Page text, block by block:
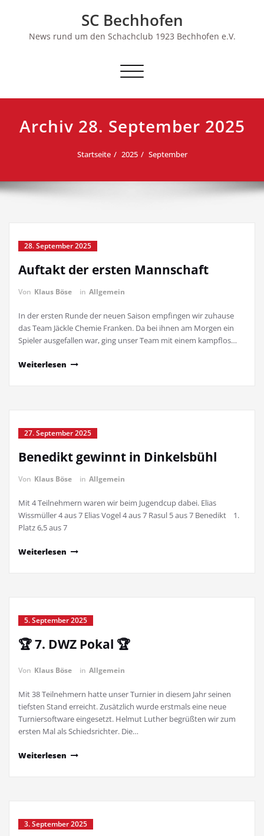
SC Bechhofen
News rund um den Schachclub 1923 Bechhofen e.V.
Schalte
Archiv 28. September 2025
Startseite 2025 September
28. September 2025
Auftakt der ersten Mannschaft
Von Klaus Böse in Allgemein
In der ersten Runde der neuen Saison empfingen wir zuhause
das Team Jäckle Chemie Franken. Da bei ihnen am Morgen ein
Spieler ausgefallen war, ging unser Team mit einem kampflos…
Weiterlesen
27. September 2025
Benedikt gewinnt in Dinkelsbühl
Von Klaus Böse in Allgemein
Mit 4 Teilnehmern waren wir beim Jugendcup dabei. Elias
Wissmüller 4 aus 7 Elias Vogel 4 aus 7 Rasul 5 aus 7 Benedikt 1.
Platz 6,5 aus 7
Weiterlesen
5. September 2025
🏆 7. DWZ Pokal 🏆
Von Klaus Böse in Allgemein
Mit 38 Teilnehmern hatte unser Turnier in diesem Jahr seinen
tiefsten Stand erreicht. Zusätzlich wurde erstmals eine neue
Turniersoftware eingesetzt. Helmut Luther begrüßten wir zum
ersten Mal als Schiedsrichter. Die…
Weiterlesen
3. September 2025